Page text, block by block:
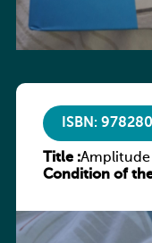
ISBN:
Title :Amplitude
Condition of